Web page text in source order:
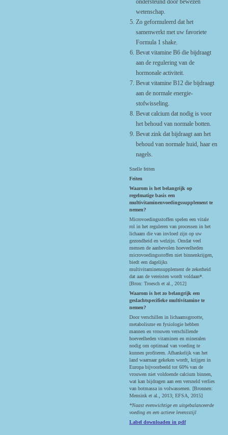
wetenschap.
Zo geformuleerd dat het
samenwerkt met uw favoriete
Formula 1 shake.
Bevat vitamine B6 die bijdraagt
aan de regulering van de
hormonale activiteit.
Bevat vitamine B12 die bijdraagt
aan de normale energie-
stofwisseling.
Bevat calcium dat nodig is voor
het behoud van normale botten.
Bevat zink dat bijdraagt aan het
behoud van normale huid, haar en
nagels.
Snelle feiten
Feiten
Waarom is het belangrijk op
regelmatige basis een
multivitaminenvoedingssupplement te
nemen?
Microvoedingsstoffen spelen een vitale
rol in het reguleren van processen in het
lichaam die van invloed zijn op uw
gezondheid en welzijn. Omdat veel
mensen de aanbevolen hoeveelheden
microvoedingsstoffen niet binnenkrijgen,
biedt een dagelijks
multivitaminensupplement de zekerheid
dat aan de vereisten wordt voldaan*.
[Bron: Troesch et al., 2012]
Waarom is het zo belangrijk een
geslachtspecifieke multivitamine te
nemen?
Door verschillen in lichaamsgrootte,
metabolisme en fysiologie hebben
mannen en vrouwen verschillende
hoeveelheden vitaminen en mineralen
nodig om optimaal van voeding te
kunnen profiteren. Afhankelijk van het
land waarnaar gekeken wordt, krijgen in
Europa bijvoorbeeld tot 60% van de
vrouwen niet voldoende calcium binnen,
wat kan bijdragen aan een versneld verlies
van botmassa in volwassenen. [Bronnen:
Mensink et al., 2013; EFSA, 2015]
*Naast evenwichtige en uitgebalanceerde
voeding en een actieve levensstijl
Label downloaden in pdf